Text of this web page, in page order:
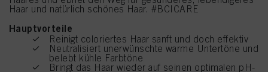
Haar und natürlich schönes Haar. #BCICARE
Hauptvorteile
Reinigt coloriertes Haar sanft und doch effektiv
Neutralisiert unerwünschte warme Untertöne und
belebt kühle Farbtöne
Bringt das Haar wieder auf seinen optimalen pH-